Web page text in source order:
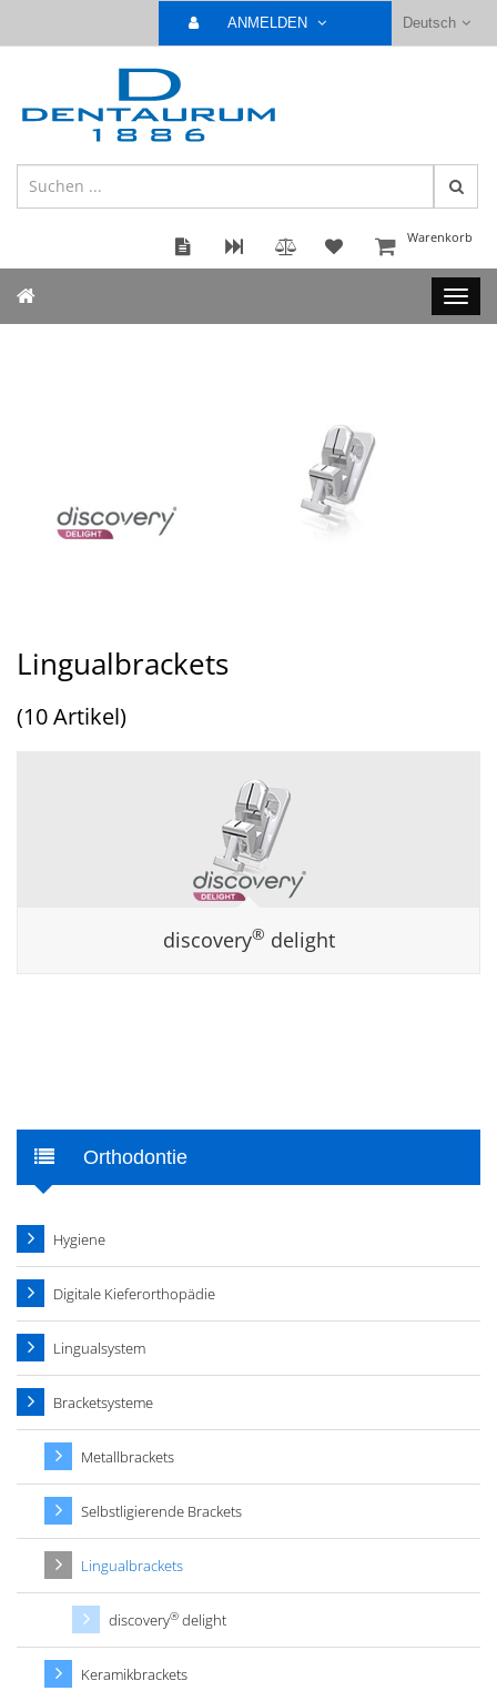
Deutsch
ANMELDEN
Warenkorb
Lingualbrackets
(10 Artikel)
discovery® delight
Orthodontie
Hygiene
Digitale Kieferorthopädie
Lingualsystem
Bracketsysteme
Metallbrackets
Selbstligierende Brackets
Lingualbrackets
discovery® delight
Keramikbrackets